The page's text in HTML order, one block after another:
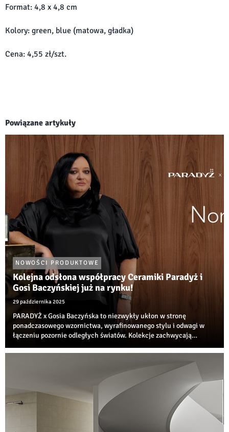
Format: 4,8 x 4,8 cm
Kolory: green, blue (matowa, gładka)
Cena: 4,55 zł/szt.
Powiązane artykuły
NOWOŚCI PRODUKTOWE
Kolejna odsłona współpracy Ceramiki Paradyż i
Gosi Baczyńskiej już na rynku!
29 października 2025
PARADYŻ x Gosia Baczyńska to niezwykły ukłon w stronę
ponadczasowego wzornictwa, wyrafinowanego stylu i odwagi w
łączeniu pozornie odległych światów. Kolekcje zachwycają
oraz inspiracji estetyką lat 60. i 70...